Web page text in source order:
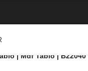
| Mdf Tablo | B22040